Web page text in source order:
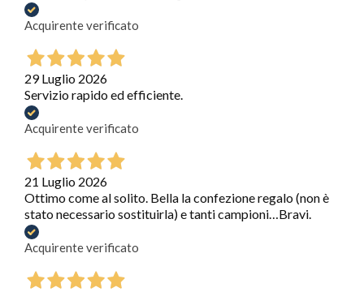
Acquirente verificato
29 Luglio 2026
Servizio rapido ed efficiente.
Acquirente verificato
21 Luglio 2026
Ottimo come al solito. Bella la confezione regalo (non è
stato necessario sostituirla) e tanti campioni…Bravi.
Acquirente verificato